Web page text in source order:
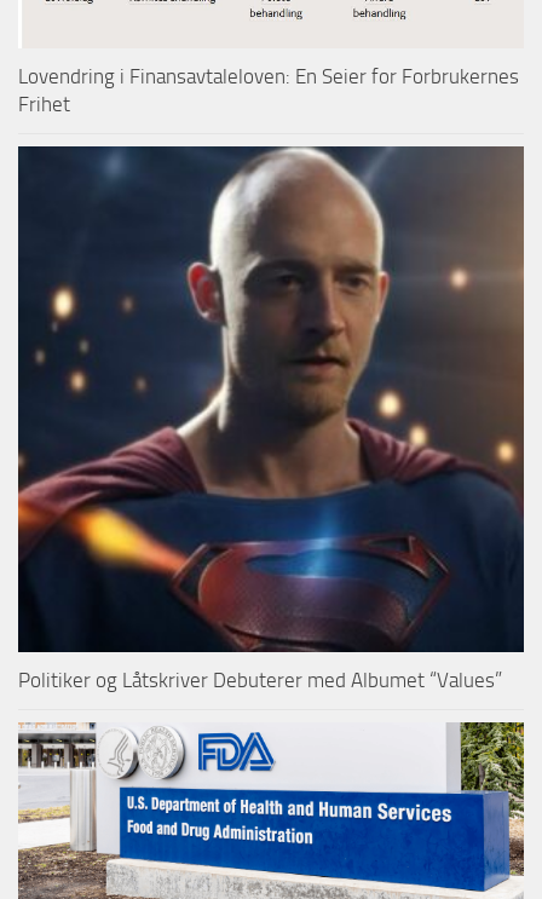
Lovendring i Finansavtaleloven: En Seier for Forbrukernes
Frihet
Politiker og Låtskriver Debuterer med Albumet “Values”